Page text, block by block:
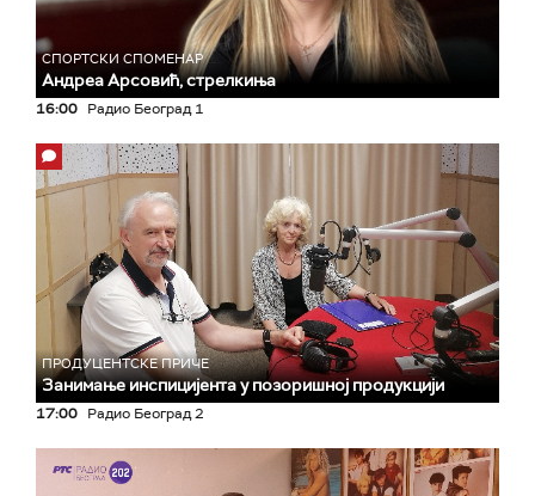
СПОРТСКИ СПОМЕНАР
Андреа Арсовић, стрелкиња
16:00 Радио Београд 1
ПРОДУЦЕНТСКЕ ПРИЧЕ
Занимање инспицијента у позоришној продукцији
17:00 Радио Београд 2